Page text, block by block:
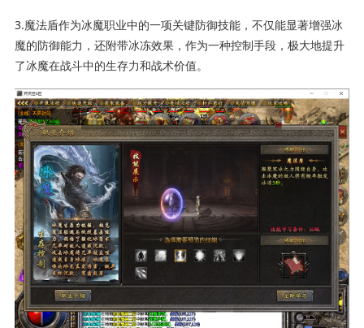
3.魔法盾作为冰魔职业中的一项关键防御技能，不仅能显著增强冰
魔的防御能力，还附带冰冻效果，作为一种控制手段，极大地提升
了冰魔在战斗中的生存力和战术价值。